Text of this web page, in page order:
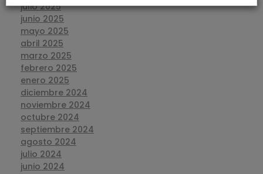
julio 2025
junio 2025
mayo 2025
abril 2025
marzo 2025
febrero 2025
enero 2025
diciembre 2024
noviembre 2024
octubre 2024
septiembre 2024
agosto 2024
julio 2024
junio 2024